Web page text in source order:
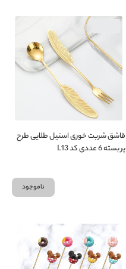
قاشق شربت خوری استیل طلایی طرح
پر بسته 6 عددی کد L13
ناموجود